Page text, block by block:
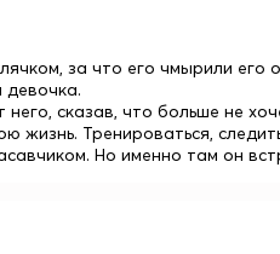
за что его чмырили его
сказав, что больше не
жизнь. Тренироваться,
Но именно там он